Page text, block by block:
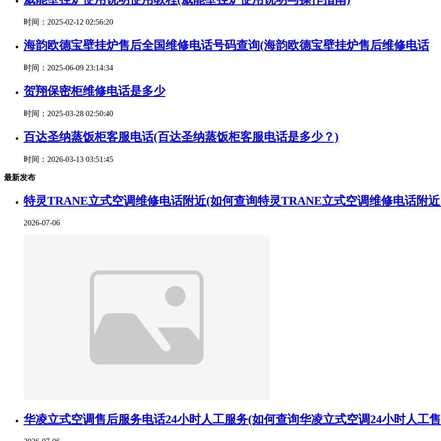
时间：2025-02-12 02:56:20
海韵欧德宝壁挂炉售后全国维修电话号码查询(海韵欧德宝壁挂炉售后维修电话
时间：2025-06-09 23:14:34
贺翔保密柜维修电话是多少
时间：2025-03-28 02:50:40
百达圣纳蒸饭柜客服电话(百达圣纳蒸饭柜客服电话是多少？)
时间：2026-03-13 03:51:45
最新发布
特灵TRANE立式空调维修电话附近(如何查询特灵TRANE立式空调维修电话附
2026-07-06
华凌立式空调售后服务电话24小时人工服务(如何查询华凌立式空调24小时人工售